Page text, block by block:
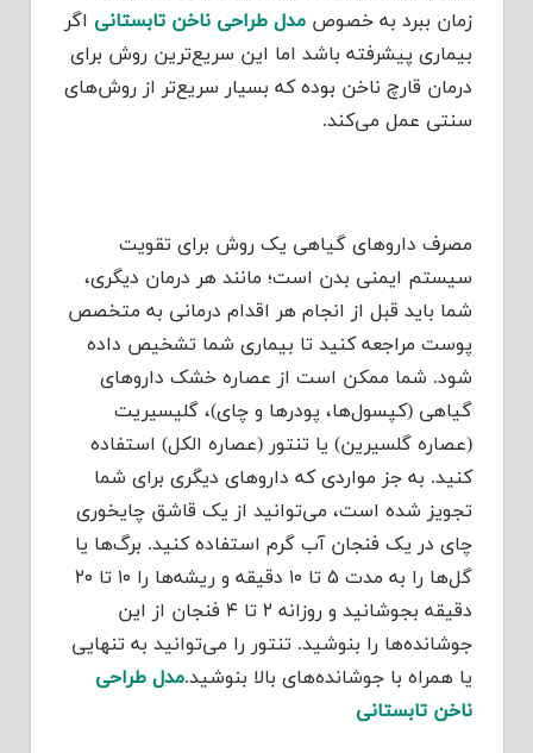
زمان ببرد به خصوص مدل طراحی ناخن تابستانی اگر
بیماری پیشرفته باشد اما این سریع‌ترین روش برای
درمان قارچ ناخن بوده که بسیار سریع‌تر از روش‌های
سنتی عمل می‌کند.
مصرف داروهای گیاهی یک روش برای تقویت
سیستم ایمنی بدن است؛ مانند هر درمان دیگری،
شما باید قبل از انجام هر اقدام درمانی به متخصص
پوست مراجعه کنید تا بیماری شما تشخیص داده
شود. شما ممکن است از عصاره خشک داروهای
گیاهی (کپسول‌ها، پودرها و چای)، گلیسیریت
(عصاره گلسیرین) یا تنتور (عصاره الکل) استفاده
کنید. به جز مواردی که داروهای دیگری برای شما
تجویز شده است، می‌توانید از یک قاشق چایخوری
چای در یک فنجان آب گرم استفاده کنید. برگ‌ها یا
گل‌ها را به مدت ۵ تا ۱۰ دقیقه و ریشه‌ها را ۱۰ تا ۲۰
دقیقه بجوشانید و روزانه ۲ تا ۴ فنجان از این
جوشانده‌ها را بنوشید. تنتور را می‌توانید به تنهایی
یا همراه با جوشانده‌های بالا بنوشید.مدل طراحی
ناخن تابستانی